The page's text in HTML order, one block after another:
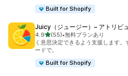
Built for Shopify
Juicy（ジュージー）– アトリビ
4.95つ星中
(55)
合計レビュー数：55件
•無料プランあり
く意思決定できるよう支援します
ードで。
Built for Shopify